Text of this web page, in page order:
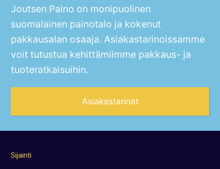
Joutsen Paino on monipuolinen
suomalainen painotalo ja kokenut
pakkausalan osaaja. Asiakastarinoissamme
voit tutustua kehittämiimme pakkaus- ja
tuoteratkaisuihin.
Asiakastarinat
Sijainti